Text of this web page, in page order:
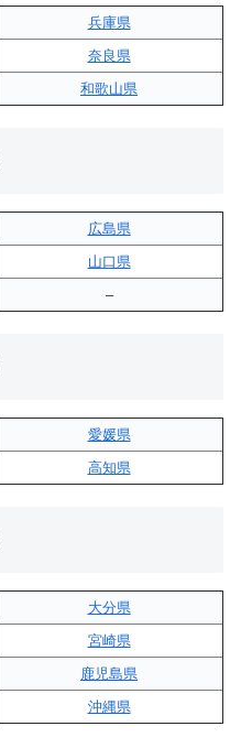
兵庫県
奈良県
和歌山県
広島県
山口県
–
愛媛県
高知県
大分県
宮崎県
鹿児島県
沖縄県